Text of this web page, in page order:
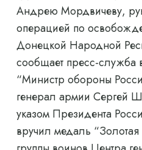
Андрею Мордвичеву,
операцией по
Донецкой Народной
сообщает пресс-служба
“Министр обороны
генерал армии Сергей
указом Президента
вручил медаль